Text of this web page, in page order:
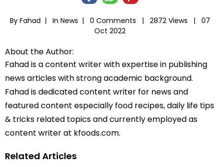
By Fahad | In News | 0 Comments | 2872 Views |
07
Oct 2022
About the Author:
Fahad is a content writer with expertise in publishing
news articles with strong academic background.
Fahad is dedicated content writer for news and
featured content especially food recipes, daily life tips
& tricks related topics and currently employed as
content writer at kfoods.com.
Related Articles